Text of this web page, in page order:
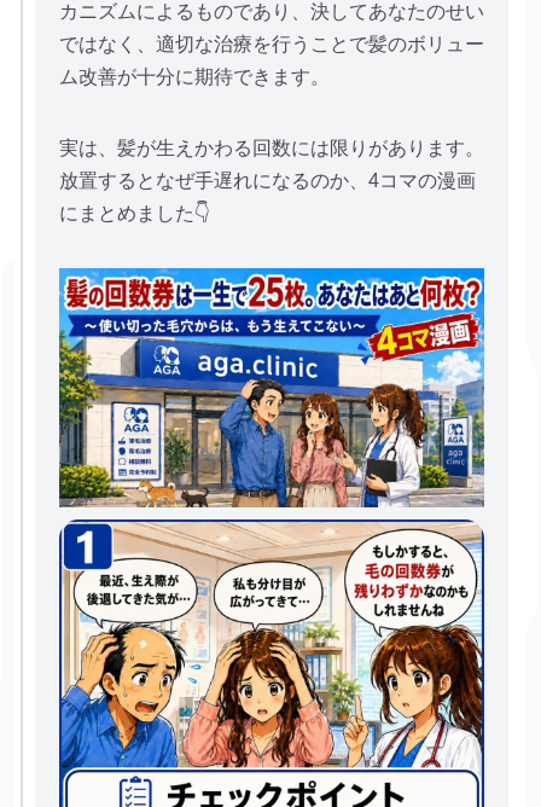
カニズムによるものであり、決してあなたのせい
ではなく、適切な治療を行うことで髪のボリュー
ム改善が十分に期待できます。
実は、髪が生えかわる回数には限りがあります。
放置するとなぜ手遅れになるのか、4コマの漫画
にまとめました👇